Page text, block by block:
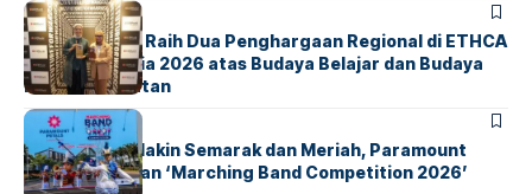
BERITA
ParagonCorp Raih Dua Penghargaan Regional di ETHCA
Southeast Asia 2026 atas Budaya Belajar dan Budaya
Kebermanfaatan
BERITA INDEX
Akhir Pekan Makin Semarak dan Meriah, Paramount
Petals Hadirkan ‘Marching Band Competition 2026’